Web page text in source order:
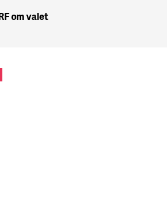
om valet